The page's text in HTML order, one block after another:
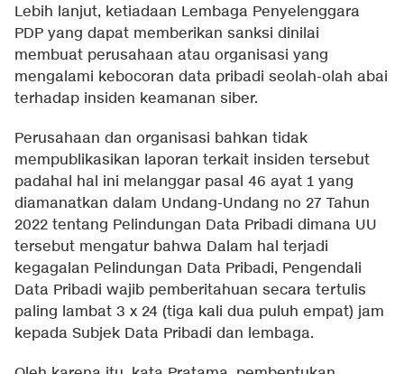
Lebih lanjut, ketiadaan Lembaga Penyelenggara
PDP yang dapat memberikan sanksi dinilai
membuat perusahaan atau organisasi yang
mengalami kebocoran data pribadi seolah-olah abai
terhadap insiden keamanan siber.
Perusahaan dan organisasi bahkan tidak
mempublikasikan laporan terkait insiden tersebut
padahal hal ini melanggar pasal 46 ayat 1 yang
diamanatkan dalam Undang-Undang no 27 Tahun
2022 tentang Pelindungan Data Pribadi dimana UU
tersebut mengatur bahwa Dalam hal terjadi
kegagalan Pelindungan Data Pribadi, Pengendali
Data Pribadi wajib pemberitahuan secara tertulis
paling lambat 3 x 24 (tiga kali dua puluh empat) jam
kepada Subjek Data Pribadi dan lembaga.